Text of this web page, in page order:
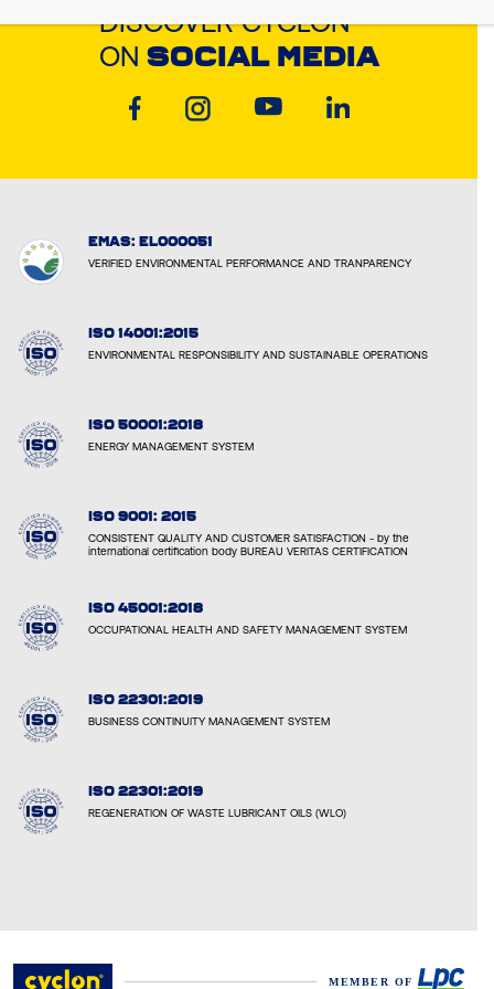
DISCOVER CYCLON
ON SOCIAL MEDIA
EMAS: EL000051
VERIFIED ENVIRONMENTAL PERFORMANCE AND TRANPARENCY
ISO 14001:2015
ENVIRONMENTAL RESPONSIBILITY AND SUSTAINABLE OPERATIONS
ISO 50001:2018
ENERGY MANAGEMENT SYSTEM
ISO 9001: 2015
CONSISTENT QUALITY AND CUSTOMER SATISFACTION - by the
international certification body BUREAU VERITAS CERTIFICATION
ISO 45001:2018
OCCUPATIONAL HEALTH AND SAFETY MANAGEMENT SYSTEM
ISO 22301:2019
BUSINESS CONTINUITY MANAGEMENT SYSTEM
ISO 22301:2019
REGENERATION OF WASTE LUBRICANT OILS (WLO)